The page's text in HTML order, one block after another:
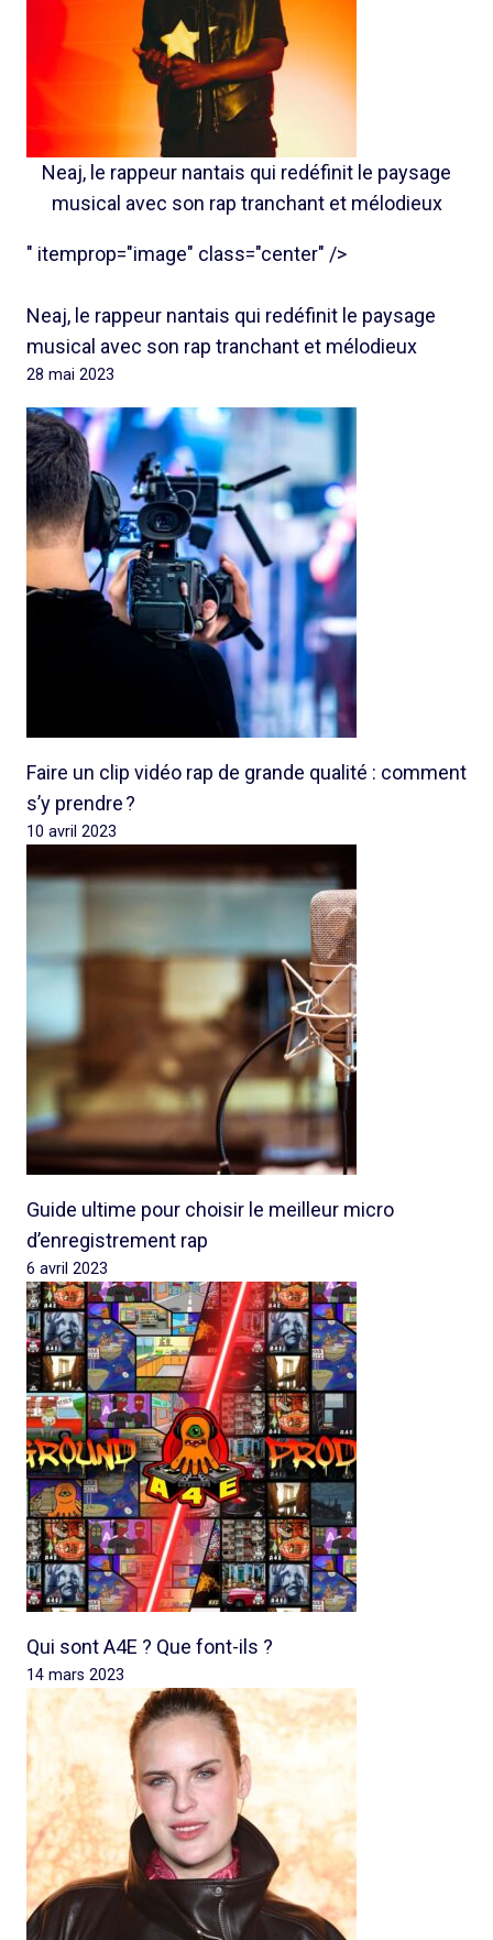
Neaj, le rappeur nantais qui redéfinit le paysage
musical avec son rap tranchant et mélodieux
" itemprop="image" class="center" />
Neaj, le rappeur nantais qui redéfinit le paysage
musical avec son rap tranchant et mélodieux
28 mai 2023
Faire un clip vidéo rap de grande qualité : comment
s’y prendre ?
10 avril 2023
Guide ultime pour choisir le meilleur micro
d’enregistrement rap
6 avril 2023
Qui sont A4E ? Que font-ils ?
14 mars 2023